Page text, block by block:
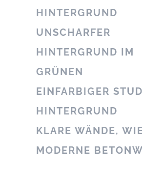
HINTERGRUND
UNSCHARFER
HINTERGRUND IM
GRÜNEN
EINFARBIGER
HINTERGRUND
KLARE WÄNDE,
MODERNE